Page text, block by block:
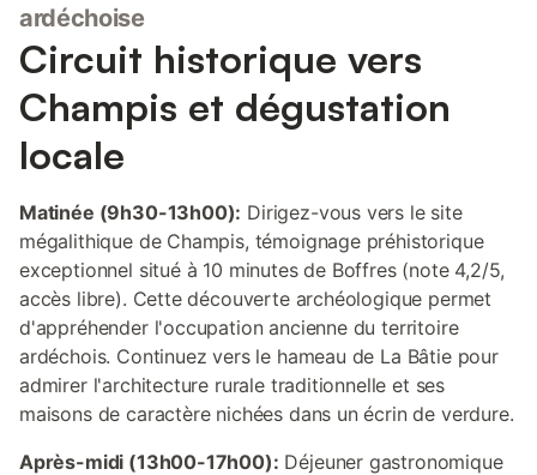
ardéchoise
Circuit historique vers
Champis et dégustation
locale
Matinée (9h30-13h00): Dirigez-vous vers le site
mégalithique de Champis, témoignage préhistorique
exceptionnel situé à 10 minutes de Boffres (note 4,2/5,
accès libre). Cette découverte archéologique permet
d'appréhender l'occupation ancienne du territoire
ardéchois. Continuez vers le hameau de La Bâtie pour
admirer l'architecture rurale traditionnelle et ses
maisons de caractère nichées dans un écrin de verdure.
Après-midi (13h00-17h00): Déjeuner gastronomique